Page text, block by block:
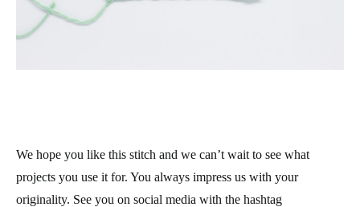
We hope you like this stitch and we can’t wait to see what
projects you use it for. You always impress us with your
originality. See you on social media with the hashtag